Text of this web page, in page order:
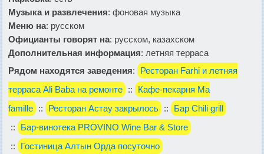
Музыка и развлечения: фоновая музыка
Меню на: русском
Официанты говорят на: русском, казахском
Дополнительная информация: летняя терраса
Рядом находятся заведения:
Ресторан Farhi и летняя
терраса Ali Baba на ремонте ::
Кафе-пекарня Ma
famille :: Ресторан Астау закрылось ::
Бар Chili grill
::
Бар-винотека PROVINO Wine Bar & Store
::
Гостиница Алтын Орда посуточно